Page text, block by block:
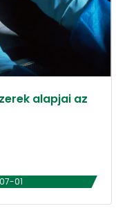
alapjai az
01